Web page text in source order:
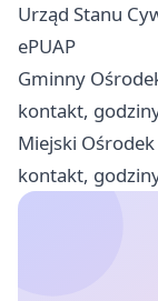
Urząd Stanu
ePUAP
Gminny
kontakt,
Miejski Ośrodek
kontakt,